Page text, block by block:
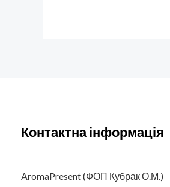
Контактна інформація
AromaPresent (ФОП Кубрак О.М.)